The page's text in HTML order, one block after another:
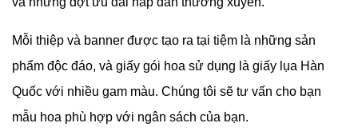
Mỗi thiệp và banner được tạo ra tại tiệm là những sản
phẩm độc đáo, và giấy gói hoa sử dụng là giấy lụa Hàn
Quốc với nhiều gam màu. Chúng tôi sẽ tư vấn cho bạn
mẫu hoa phù hợp với ngân sách của bạn.